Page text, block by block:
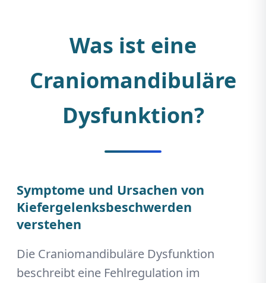
Was ist eine
Craniomandibuläre
Dysfunktion?
Symptome und Ursachen von
Kiefergelenksbeschwerden
verstehen
Die Craniomandibuläre Dysfunktion
beschreibt eine Fehlregulation im